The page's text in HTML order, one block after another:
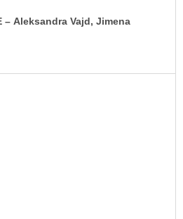
– Aleksandra Vajd, Jimena